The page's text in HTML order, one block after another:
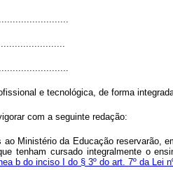
e tecnológica, de forma
com a seguinte redação:
Ministério da Educação reservarão,
tenham cursado integralmente o
b do inciso I do § 3º do art. 7º da Lei